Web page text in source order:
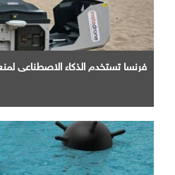
فرنسا تستخدم الذكاء الاصطناعي